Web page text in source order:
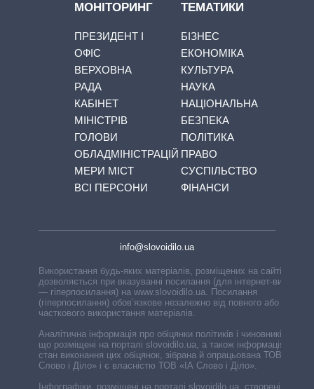
МОНІТОРИНГ
ПРЕЗИДЕНТ І
ОФІС
ВЕРХОВНА
РАДА
КАБІНЕТ
МІНІСТРІВ
ГОЛОВИ
ОБЛАДМІНІСТРАЦІЙ
МЕРИ МІСТ
ВСІ ПЕРСОНИ
ТЕМАТИКИ
БІЗНЕС
ЕКОНОМІКА
КУЛЬТУРА
НАУКА
НАЦІОНАЛЬНА
БЕЗПЕКА
ПОЛІТИКА
ПРАВО
СУСПІЛЬСТВО
ФІНАНСИ
info@slovoidilo.ua
Використання будь-яких матеріалів, розміщених на сайті,
дозволяється при вказуванні посилання (для інтернет-видань
— гіперпосилання) на www.slovoidilo.ua. Посилання
(гіперпосилання) обов’язкове незалежно від повного або
часткового використання матеріалів.
Аналітична інформація про обіцянки політиків і чиновників,
що розміщені на порталі slovoidilo.ua, а також інформація про
стан виконання цих обіцянок, зібрана й опрацьована ТОВ «ІА
Слово і Діло» і є власністю ТОВ «ІА Слово і Діло».
Інфографіки, розміщені на порталі slovoidilo.ua, створені ГО